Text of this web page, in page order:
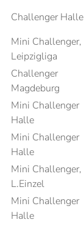
Challenger Halle
Mini Challenger,
Leipzigliga
Challenger
Magdeburg
Mini Challenger
Halle
Mini Challenger
Halle
Mini Challenger,
L.Einzel
Mini Challenger
Halle